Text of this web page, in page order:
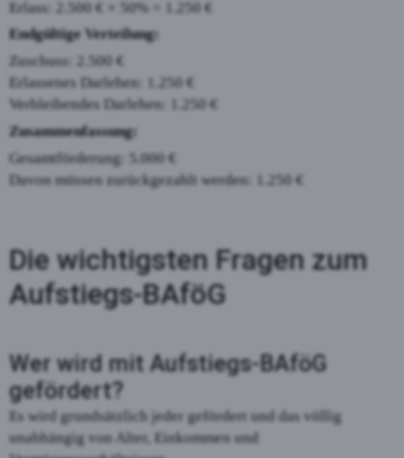
Erlass: 2.500 € × 50% = 1.250 €
Endgültige Verteilung:
Zuschuss: 2.500 €
Erlassenes Darlehen: 1.250 €
Verbleibendes Darlehen: 1.250 €
Zusammenfassung:
Gesamtförderung: 5.000 €
Davon müssen zurückgezahlt werden: 1.250 €
Die wichtigsten Fragen zum
Aufstiegs-BAföG
Wer wird mit Aufstiegs-BAföG
gefördert?
Es wird grundsätzlich jeder gefördert und das völlig
unabhängig von Alter, Einkommen und